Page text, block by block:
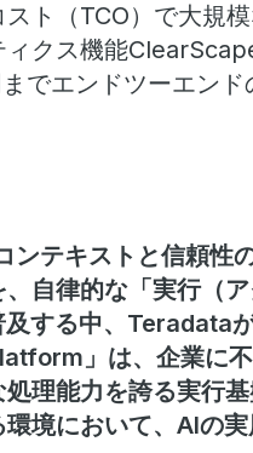
ト（TCO）で大規
クス機能
でエンドツーエン
テキストと信頼性
自律的な「実行（
及する中、Teradata
」は、企業に
理能力を誇る実行
境において、AIの